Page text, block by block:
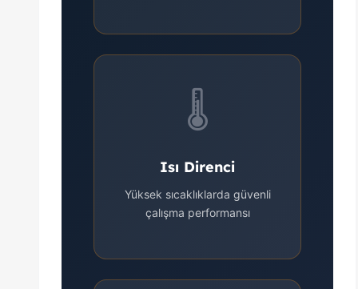
🌡️
Isı Direnci
Yüksek sıcaklıklarda güvenli
çalışma performansı